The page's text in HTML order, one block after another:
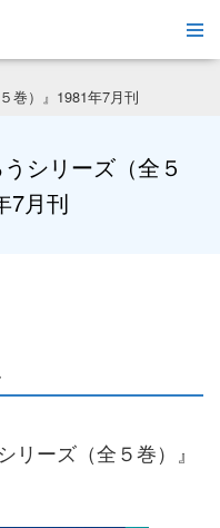
巻）』1981年7月刊
シリーズ（全５
7月刊
リーズ（全５巻）』